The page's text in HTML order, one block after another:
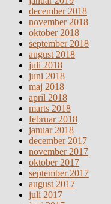
december 2018
november 2018
oktober 2018
september 2018
august 2018
juli 2018
juni 2018
maj 2018
april 2018
marts 2018
februar 2018
januar 2018
december 2017
november 2017
oktober 2017
september 2017
august 2017
juli 2017